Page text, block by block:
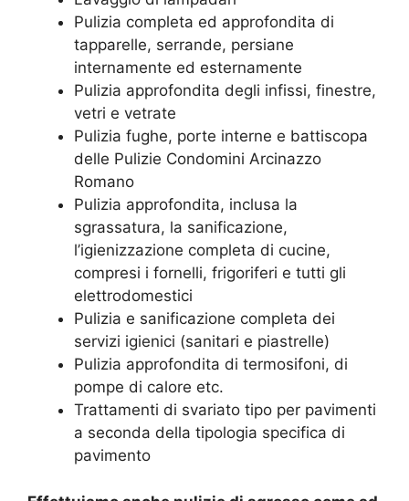
Pulizia completa ed approfondita di
tapparelle, serrande, persiane
internamente ed esternamente
Pulizia approfondita degli infissi, finestre,
vetri e vetrate
Pulizia fughe, porte interne e battiscopa
delle Pulizie Condomini Arcinazzo
Romano
Pulizia approfondita, inclusa la
sgrassatura, la sanificazione,
l’igienizzazione completa di cucine,
compresi i fornelli, frigoriferi e tutti gli
elettrodomestici
Pulizia e sanificazione completa dei
servizi igienici (sanitari e piastrelle)
Pulizia approfondita di termosifoni, di
pompe di calore etc.
Trattamenti di svariato tipo per pavimenti
a seconda della tipologia specifica di
pavimento